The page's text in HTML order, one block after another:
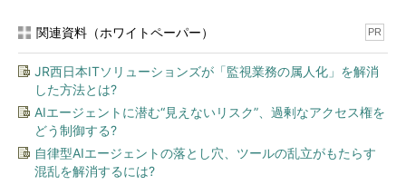
関連資料（ホワイトペーパー） PR
JR西日本ITソリューションズが「監視業務の属人化」を解消
した方法とは?
AIエージェントに潜む“見えないリスク”、過剰なアクセス権を
どう制御する?
自律型AIエージェントの落とし穴、ツールの乱立がもたらす
混乱を解消するには?